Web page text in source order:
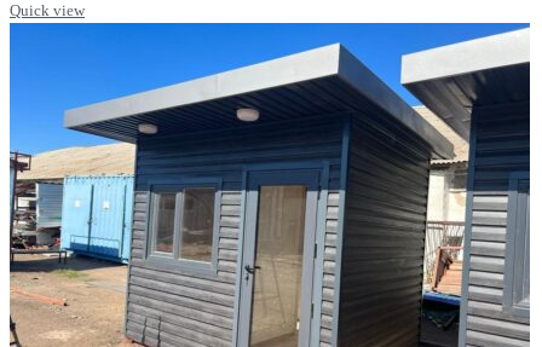
Quick view